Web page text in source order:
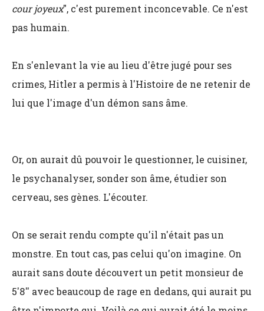
cour joyeux", c'est purement inconcevable. Ce n'est
pas humain.
En s'enlevant la vie au lieu d'être jugé pour ses
crimes, Hitler a permis à l'Histoire de ne retenir de
lui que l'image d'un démon sans âme.
Or, on aurait dû pouvoir le questionner, le cuisiner,
le psychanalyser, sonder son âme, étudier son
cerveau, ses gènes. L'écouter.
On se serait rendu compte qu'il n'était pas un
monstre. En tout cas, pas celui qu'on imagine. On
aurait sans doute découvert un petit monsieur de
5'8'' avec beaucoup de rage en dedans, qui aurait pu